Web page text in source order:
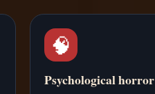
🧠
Psychological